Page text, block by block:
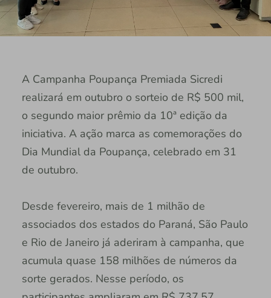
A Campanha Poupança Premiada Sicredi
realizará em outubro o sorteio de R$ 500 mil,
o segundo maior prêmio da 10ª edição da
iniciativa. A ação marca as comemorações do
Dia Mundial da Poupança, celebrado em 31
de outubro.
Desde fevereiro, mais de 1 milhão de
associados dos estados do Paraná, São Paulo
e Rio de Janeiro já aderiram à campanha, que
acumula quase 158 milhões de números da
sorte gerados. Nesse período, os